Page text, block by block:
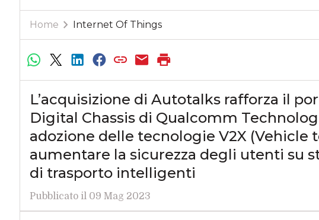
Home Internet Of Things
L’acquisizione di Autotalks rafforza il
Digital Chassis di Qualcomm
adozione delle tecnologie V2X (Vehicle
aumentare la sicurezza degli utenti su
di trasporto intelligenti
Pubblicato il 09 Mag 2023